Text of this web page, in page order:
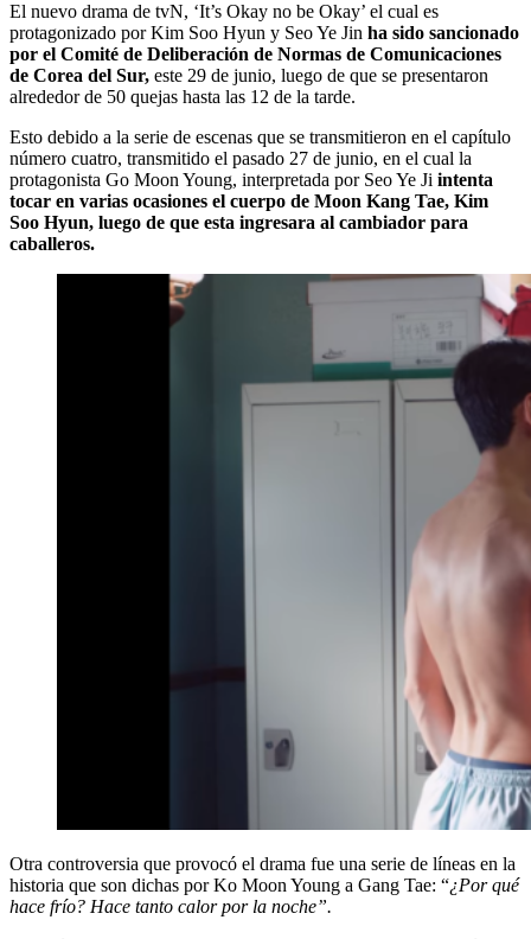
El nuevo drama de tvN, ‘It’s Okay no be Okay’ el cual es
protagonizado por Kim Soo Hyun y Seo Ye Jin ha sido sancionado
por el Comité de Deliberación de Normas de Comunicaciones
de Corea del Sur, este 29 de junio, luego de que se presentaron
alrededor de 50 quejas hasta las 12 de la tarde.
Esto debido a la serie de escenas que se transmitieron en el capítulo
número cuatro, transmitido el pasado 27 de junio, en el cual la
protagonista Go Moon Young, interpretada por Seo Ye Ji intenta
tocar en varias ocasiones el cuerpo de Moon Kang Tae, Kim
Soo Hyun, luego de que esta ingresara al cambiador para
caballeros.
Otra controversia que provocó el drama fue una serie de líneas en la
historia que son dichas por Ko Moon Young a Gang Tae: “¿Por qué
hace frío? Hace tanto calor por la noche”.